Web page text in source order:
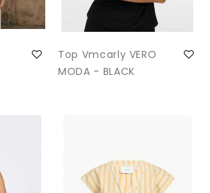
Top Vmcarly VERO
MODA - BLACK